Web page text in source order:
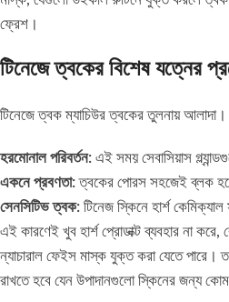
ফ্রেশ।
টিনেজে ত্বকের বিশেষ যত্নের
টিনেজে ত্বক ম্যাচিউর ত্বকের তুলনায় আলাদা।
হরমোনাল পরিবর্তন: এই সময় সেবাসিয়াস
একনে প্রবণতা:ত্বকের পোরস সহজেই ব্লক
সেনসিটিভ ত্বক: টিনেজ স্কিনে হার্শ
এই কারণেই খুব হার্শ প্রোডাক্ট ব্যবহার না করে,
ন্যাচারাল ফেইস মাস্ক যুক্ত করা যেতে পারে।
রাখতে হবে যেন উপাদানগুলো স্কিনের জন্য